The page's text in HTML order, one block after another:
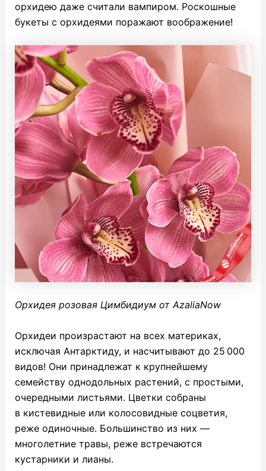
орхидею даже считали вампиром. Роскошные
букеты с орхидеями поражают воображение!
Орхидея розовая Цимбидиум от AzaliaNow
Орхидеи произрастают на всех материках,
исключая Антарктиду, и насчитывают до 25 000
видов! Они принадлежат к крупнейшему
семейству однодольных растений, с простыми,
очередными листьями. Цветки собраны
в кистевидные или колосовидные соцветия,
реже одиночные. Большинство из них —
многолетние травы, реже встречаются
кустарники и лианы.